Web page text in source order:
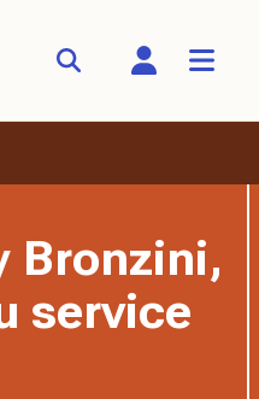
Bronzini,
service